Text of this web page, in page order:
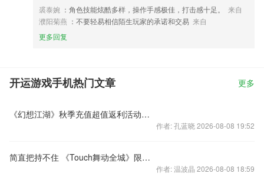
裘泰婉 ：角色技能炫酷多样，操作手感极佳，打击感十足。
来自
濮阳菊燕 ：不要轻易相信陌生玩家的承诺和交易 来自
更多回复
开运游戏手机热门文章 更多
《幻想江湖》秋季充值超值返利活动助你玩转江湖
作者: 孔蓝晓 2026-08-08 19:52
简直把持不住 《Touch舞动全城》限量版新品发布
作者: 温波晶 2026-08-08 18:59